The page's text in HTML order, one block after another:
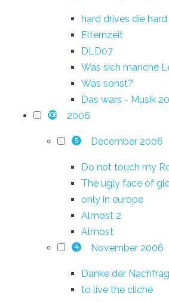
hard drives die hard
Elternzeit
DLD07
Was sich manche
Was sonst?
Das wars - Musik
108 2006
5 December 2006
Do not touch my
The ugly face of
only in europe
Almost 2
Almost
4 November 2006
Danke der
to live the cliché